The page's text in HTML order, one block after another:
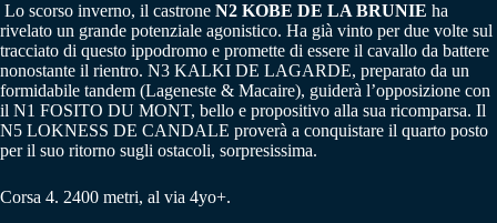
Lo scorso inverno, il castrone N2 KOBE DE LA BRUNIE ha
rivelato un grande potenziale agonistico. Ha già vinto per due volte sul
tracciato di questo ippodromo e promette di essere il cavallo da battere
nonostante il rientro. N3 KALKI DE LAGARDE, preparato da un
formidabile tandem (Lageneste & Macaire), guiderà l’opposizione con
il N1 FOSITO DU MONT, bello e propositivo alla sua ricomparsa. Il
N5 LOKNESS DE CANDALE proverà a conquistare il quarto posto
per il suo ritorno sugli ostacoli, sorpresissima.
Corsa 4. 2400 metri, al via 4yo+.